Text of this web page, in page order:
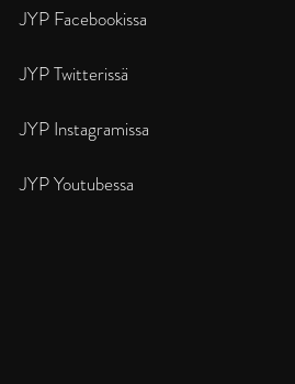
JYP Facebookissa
JYP Twitterissä
JYP Instagramissa
JYP Youtubessa